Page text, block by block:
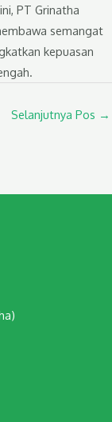
PT Grinatha
semangat
kepuasan
Selanjutnya Pos →